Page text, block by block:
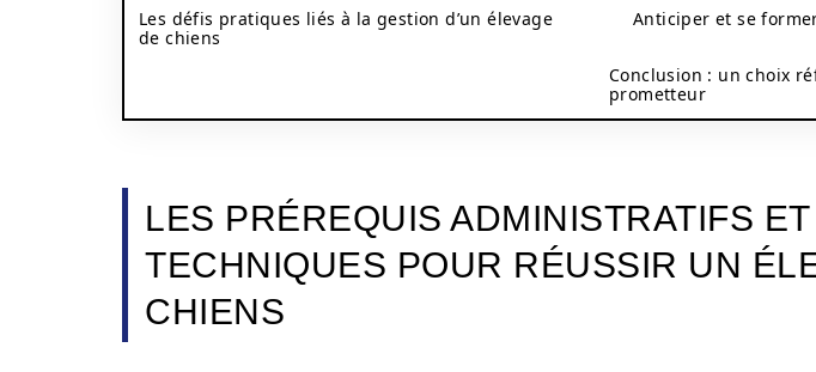
Les défis pratiques liés à la gestion d’un élevage
de chiens
Anticiper et se
Conclusion : un choix
prometteur
LES PRÉREQUIS ADMINISTRATIFS ET
TECHNIQUES POUR RÉUSSIR UN
CHIENS